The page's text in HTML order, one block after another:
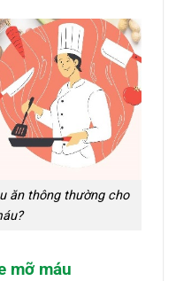
ăn thông thường cho
mỡ máu